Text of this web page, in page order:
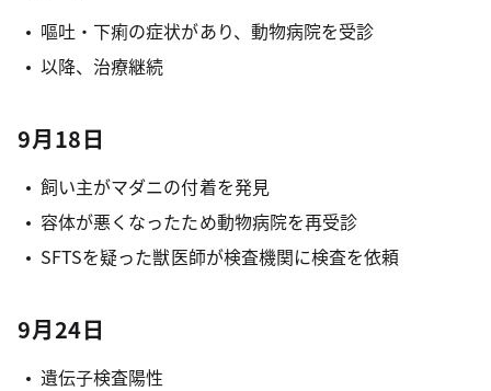
嘔吐・下痢の症状があり、動物病院を受診
以降、治療継続
9月18日
飼い主がマダニの付着を発見
容体が悪くなったため動物病院を再受診
SFTSを疑った獣医師が検査機関に検査を依頼
9月24日
遺伝子検査陽性